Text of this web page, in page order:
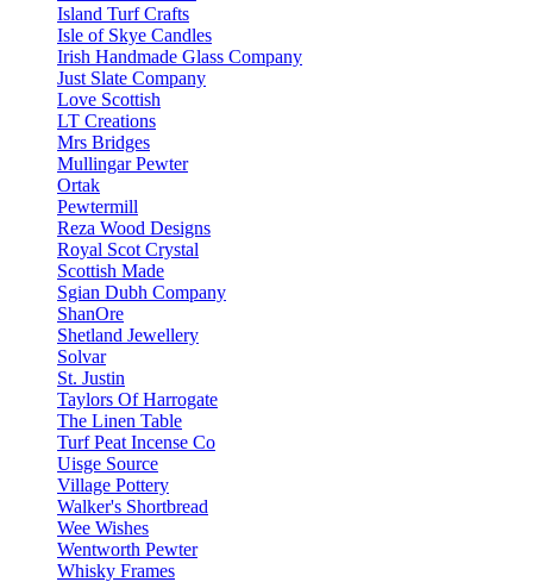
Island Turf Crafts
Isle of Skye Candles
Irish Handmade Glass Company
Just Slate Company
Love Scottish
LT Creations
Mrs Bridges
Mullingar Pewter
Ortak
Pewtermill
Reza Wood Designs
Royal Scot Crystal
Scottish Made
Sgian Dubh Company
ShanOre
Shetland Jewellery
Solvar
St. Justin
Taylors Of Harrogate
The Linen Table
Turf Peat Incense Co
Uisge Source
Village Pottery
Walker's Shortbread
Wee Wishes
Wentworth Pewter
Whisky Frames